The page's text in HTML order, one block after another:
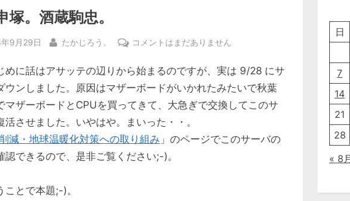
塚。酒蔵駒忠。
9月29日 By
たかじろう。
新
申
塚。
酒
蔵
駒
忠。
へ
コメントはまだありません
めに話はアサッテの辺りから始まるのですが、実は 9/28 にサ
ウンしました。原因はマザーボードがいかれたみたいで秋葉
マザーボードとCPUを買ってきて、大急ぎで交換してこのサ
活させました。いやはや。まいった・・。
減・地球温暖化対策への取り組み 」のページでこのサーバの
認できるので、是非ご覧ください;-)。
ことで本題;-)。
日
7
14
21
28
« 8